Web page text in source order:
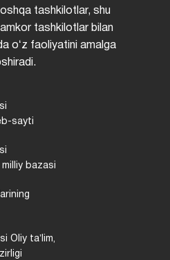
tashkilotlar, shu
tashkilotlar bilan
oʻz faoliyatini amalga
sayti
bazasi
Oliy taʼlim,